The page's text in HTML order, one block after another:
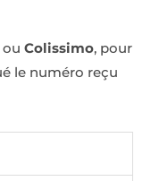
ou Colissimo, pour
le numéro reçu